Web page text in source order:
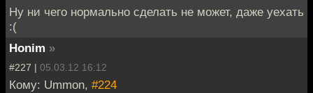
Ну ни чего нормально сделать не может, даже уехать
:(
Honim »
#227 | 05.03.12 16:12
Кому: Ummon, #224